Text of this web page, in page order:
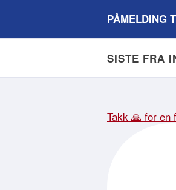
PÅMELDING
SISTE FRA
Takk 🙏 for